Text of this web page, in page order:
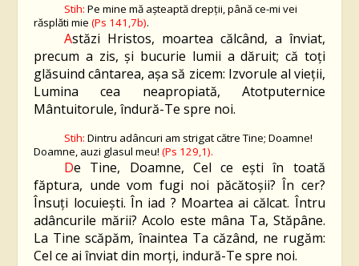
Stih: Pe mine mă aşteaptă drepţii, până ce-mi vei
răsplăti mie(Ps 141,7b).
Astăzi Hristos, moartea călcând, a înviat,
precum a zis, şi bucurie lumii a dăruit; că toţi
glăsuind cântarea, aşa să zicem: Izvorule al vieţii,
Lumina cea neapropiată, Atotputernice
Mântuitorule, îndură-Te spre noi.
Stih:Dintru adâncuri am strigat către Tine; Doamne!
Doamne, auzi glasul meu!(Ps 129,1).
De Tine, Doamne, Cel ce eşti în toată
făptura, unde vom fugi noi păcătoșii? În cer?
Însuţi locuieşti. În iad ? Moartea ai călcat. Întru
adâncurile mării? Acolo este mâna Ta, Stăpâne.
La Tine scăpăm, înaintea Ta căzând, ne rugăm:
Cel ce ai înviat din morţi, indură-Te spre noi.